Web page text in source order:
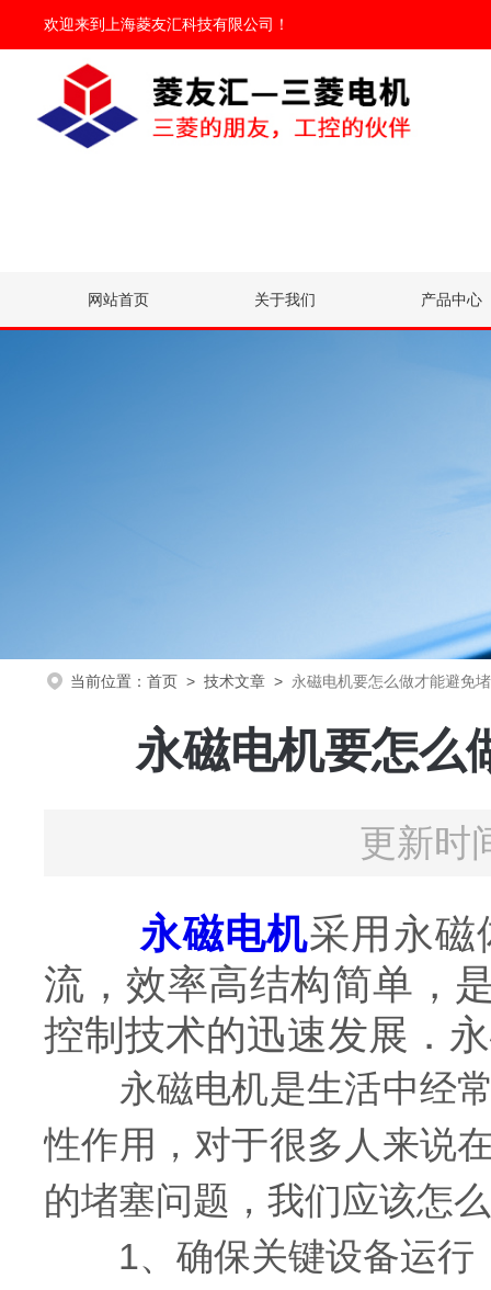
欢迎来到 上海菱友汇科技有限公司 ！
网站首页 关于我们 产品中心
当前位置： 首页 > 技术文章 > 永磁电机要怎么做才能避免
永磁电机要怎么
更新时
永磁电机采用永磁
流，效率高结构简单，
控制技术的迅速发展．
永磁电机是生活中经常
性作用，对于很多人来说
的堵塞问题，我们应该怎
1、确保关键设备运行